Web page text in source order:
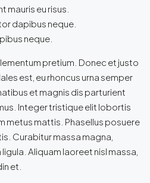
mauris eu risus.
dapibus neque.
neque.
pretium. Donec et justo
est, eu rhoncus urna semper
et magnis dis parturient
Integer tristique elit lobortis
metus mattis. Phasellus posuere
Curabitur massa magna,
Aliquam laoreet nisl massa,
et.